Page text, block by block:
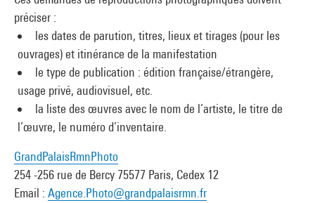
préciser :
les dates de parution, titres, lieux et tirages (pour les
ouvrages) et itinérance de la manifestation
le type de publication : édition française/étrangère,
usage privé, audiovisuel, etc.
la liste des œuvres avec le nom de l’artiste, le titre de
l’œuvre, le numéro d’inventaire.
GrandPalaisRmnPhoto
254 -256 rue de Bercy 75577 Paris, Cedex 12
Email : Agence.Photo@grandpalaisrmn.fr